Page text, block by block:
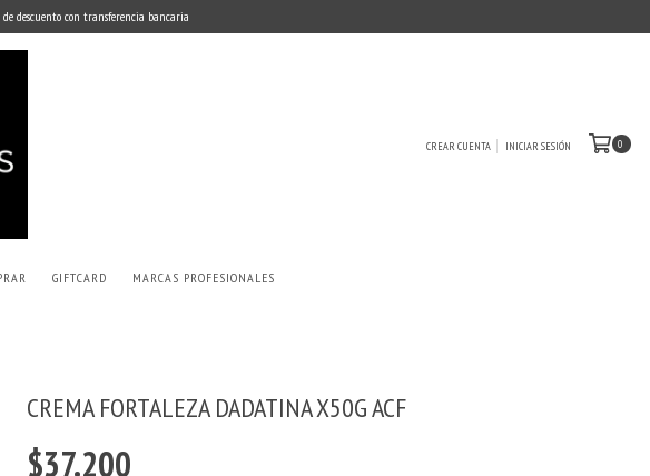
descuento con transferencia bancaria
CREAR CUENTA INICIAR SESIÓN 0
GIFTCARD MARCAS PROFESIONALES
CREMA FORTALEZA DADATINA X50G ACF
$37.200